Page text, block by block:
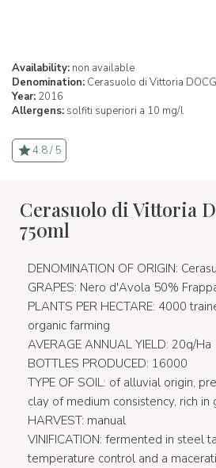
Availability: non available
Denomination: Cerasuolo di Vittoria DOCG
Year: 2016
Allergens: solfiti superiori a 10 mg/l
4.8 / 5
Cerasuolo di Vittoria
750ml
DENOMINATION OF ORIGIN:
GRAPES: Nero d'Avola 50%
PLANTS PER HECTARE: 4000
organic farming
AVERAGE ANNUAL YIELD: 20q/Ha
BOTTLES PRODUCED: 16000
TYPE OF SOIL: of alluvial origin,
clay of medium consistency, rich in
HARVEST: manual
VINIFICATION: fermented in steel
temperature control and a